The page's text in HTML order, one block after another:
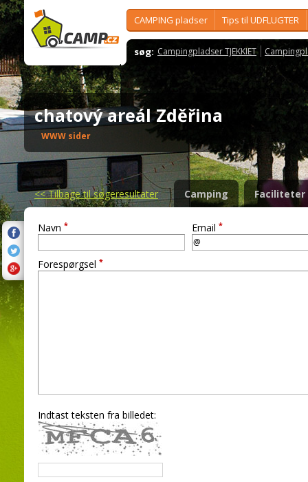
CAMPING pladser Tips til UDFLUGTER
søg: Campingpladser TJEKKIET
chatový areál Zděřina
WWW sider
<<Tilbage til søgeresultater Camping Faciliteter
Navn * Email *
Forespørgsel *
Indtast teksten fra billedet: